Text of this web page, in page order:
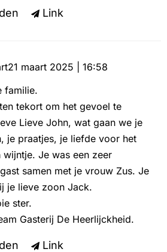
Link
21 maart 2025 | 16:58
familie.
tekort om het gevoel te
Lieve John, wat gaan we je
je praatjes, je liefde voor het
wijntje. Je was een zeer
samen met je vrouw Zus. Je
je lieve zoon Jack.
ster.
Gasterij De Heerlijckheid.
Link